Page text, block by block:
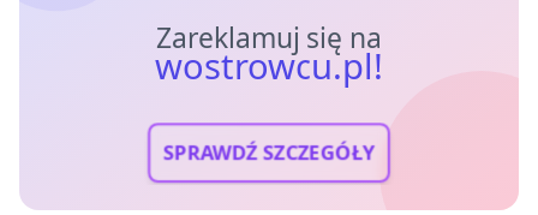
Zareklamuj się na
wostrowcu.pl!
SPRAWDŹ SZCZEGÓŁY